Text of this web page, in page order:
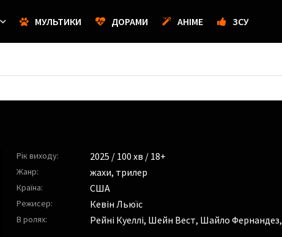
МУЛЬТИКИ ДОРАМИ АНІМЕ ЗСУ
Рік виходу: 2025 / 100 хв / 18+
Жанр: жахи, трилер
Країна: США
Режисер: Кевін Льюїс
В ролях: Рейні Куеллі, Шейн Вест, Шайло Фернандез,